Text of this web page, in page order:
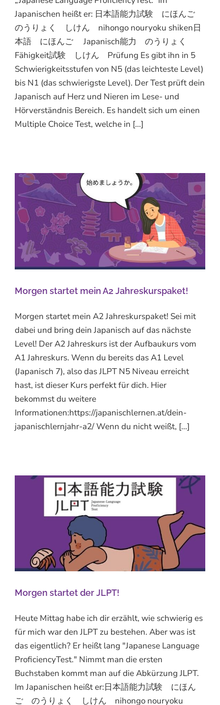
Japanischen heißt er: 日本語能力試験 にほんご
のうりょく しけん nihongo nouryoku shiken日
本語 にほんご Japanisch能力 のうりょく
Fähigkeit試験 しけん Prüfung Es gibt ihn in 5
Schwierigkeitsstufen von N5 (das leichteste Level)
bis N1 (das schwierigste Level). Der Test prüft dein
Japanisch auf Herz und Nieren im Lese- und
Hörverständnis Bereich. Es handelt sich um einen
Multiple Choice Test, welche in [...]
Morgen startet mein A2 Jahreskurspaket!
Morgen startet mein A2 Jahreskurspaket! Sei mit
dabei und bring dein Japanisch auf das nächste
Level! Der A2 Jahreskurs ist der Aufbaukurs vom
A1 Jahreskurs. Wenn du bereits das A1 Level
(Japanisch 7), also das JLPT N5 Niveau erreicht
hast, ist dieser Kurs perfekt für dich. Hier
bekommst du weitere
Informationen:https://japanischlernen.at/dein-
japanischlernjahr-a2/ Wenn du nicht weißt, [...]
Morgen startet der JLPT!
Heute Mittag habe ich dir erzählt, wie schwierig es
für mich war den JLPT zu bestehen. Aber was ist
das eigentlich? Er heißt lang "Japanese Language
ProficiencyTest." Nimmt man die ersten
Buchstaben kommt man auf die Abkürzung JLPT.
Im Japanischen heißt er:日本語能力試験 にほん
ご のうりょく しけん nihongo nouryoku